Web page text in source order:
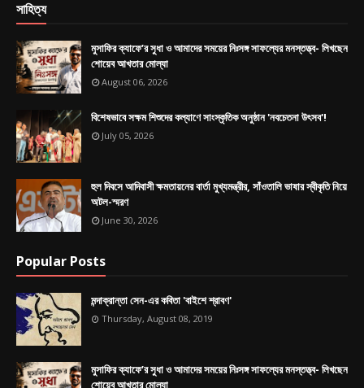
সাহিত্য
মুসাফির ক্যাফে’র সুধা ও আমাদের সময়ের নিঃসঙ্গ সাফল্যের মনস্তত্ত্ব- লিখছেন
শোয়েব আখতার মোল্যা
August 06, 2026
বিশেষভাবে সক্ষম শিশুদের কল্যাণে সাংস্কৃতিক অনুষ্ঠান 'নবচেতনা উৎসব'!
July 05, 2026
হুল দিবসে আদিবাসী ক্ষমতায়নের বার্তা মুখ্যমন্ত্রীর, সাঁওতালি ভাষার স্বীকৃতি নিয়ে
অটল-স্মরণ
June 30, 2026
Popular Posts
মন্দাক্রান্তা সেন-এর কবিতা 'বাইশে শ্রাবণ'
Thursday, August 08, 2019
মুসাফির ক্যাফে’র সুধা ও আমাদের সময়ের নিঃসঙ্গ সাফল্যের মনস্তত্ত্ব- লিখছেন
শোয়েব আখতার মোল্যা